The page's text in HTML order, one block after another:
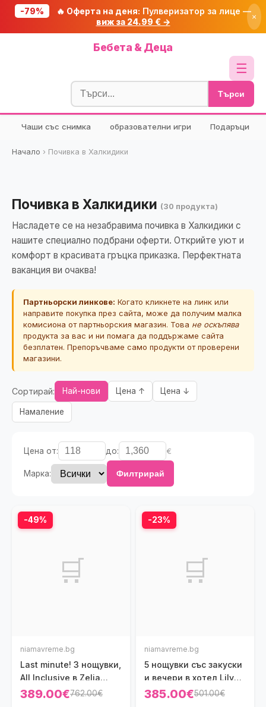
-79% 🔥 Оферта на деня: Пулверизатор за лице —
виж за 24.99 € →
×
Бебета & Деца
☰
Блог
🧮 Калкулатори
🔍 Намери продукт
🎁 Подарък
Търси
Чаши със снимка образователни игри Подаръци
Начало › Почивка в Халкидики
Почивка в Халкидики (30 продукта)
Насладете се на незабравима почивка в Халкидики с
нашите специално подбрани оферти. Открийте уют и
комфорт в красивата гръцка приказка. Перфектната
ваканция ви очаква!
Партньорски линкове: Когато кликнете на линк или
направите покупка през сайта, може да получим малка
комисиона от партньорския магазин. Това не оскъпява
продукта за вас и ни помага да поддържаме сайта
безплатен. Препоръчваме само продукти от проверени
магазини.
Сортирай: Най-нови Цена ↑ Цена ↓
Намаление
Цена от: до: €
Марка: Филтрирай
-49%
🛒
niamavreme.bg
Last minute! 3 нощувки,
All Inclusive в Zelia
Halkidiki by Hyatt 5*,
389.00€762.00€
-23%
🛒
niamavreme.bg
5 нощувки със закуски
и вечери в хотел Lily
Ann Village 3*,
385.00€501.00€